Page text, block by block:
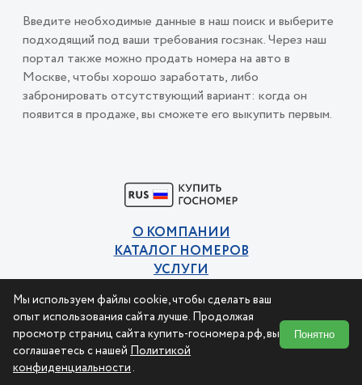
Введите необходимые данные в наш поиск и выберите
подходящий под ваши требования госзнак. Через наш
портал также можно продать номера на авто в
Москве, чтобы хорошо заработать, либо
забронировать отсутствующий вариант: когда он
появится в продаже, вы сможете его выкупить первым.
Мы используем файлы cookie, чтобы сделать ваш
опыт использования сайта лучше. Продолжая
просмотр страниц сайта купить-госномера.рф, вы
соглашаетесь с нашей Политикой
конфиденциальности.
Понятно
О КОМПАНИИ
КАТАЛОГ НОМЕРОВ
УСЛУГИ
Политика конфиденциальности
Пользовательское соглашение
© 2015-2026 Купи номер